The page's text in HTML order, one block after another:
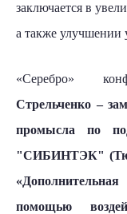
заключается в
а также улучшении
«Серебро»
Стрельченко –
промысла по
"СИБИНТЭК"
помощью